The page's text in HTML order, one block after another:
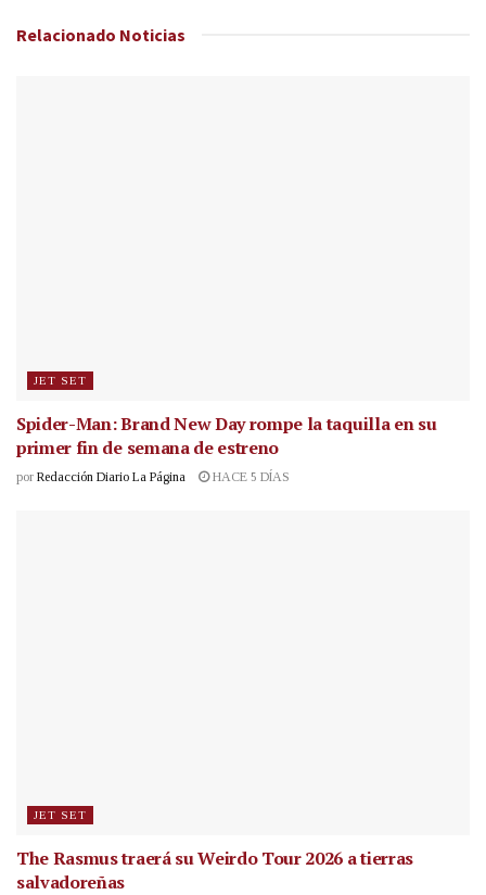
Relacionado Noticias
JET SET
Spider-Man: Brand New Day rompe la taquilla en su
primer fin de semana de estreno
por Redacción Diario La Página HACE 5 DÍAS
JET SET
The Rasmus traerá su Weirdo Tour 2026 a tierras
salvadoreñas